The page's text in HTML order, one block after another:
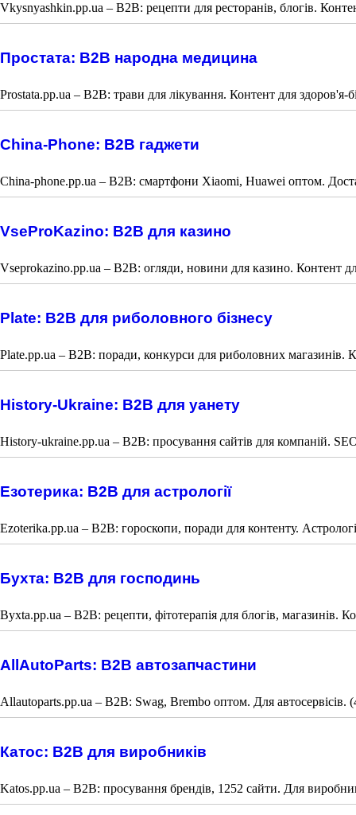
Vkysnyashkin.pp.ua – B2B: рецепти для ресторанів, блогів.
Простата: B2B народна медицина
Prostata.pp.ua – B2B: трави для лікування. Контент для здоров'я-
China-Phone: B2B гаджети
China-phone.pp.ua – B2B: смартфони Xiaomi, Huawei оптом.
VseProKazino: B2B для казино
Vseprokazino.pp.ua – B2B: огляди, новини для казино. Контент
Plate: B2B для риболовного бізнесу
Plate.pp.ua – B2B: поради, конкурси для риболовних магазинів.
History-Ukraine: B2B для уанету
History-ukraine.pp.ua – B2B: просування сайтів для компаній.
Езотерика: B2B для астрології
Ezoterika.pp.ua – B2B: гороскопи, поради для контенту.
Бухта: B2B для господинь
Byxta.pp.ua – B2B: рецепти, фітотерапія для блогів, магазинів.
AllAutoParts: B2B автозапчастини
Allautoparts.pp.ua – B2B: Swag, Brembo оптом. Для автосервісів.
Катос: B2B для виробників
Katos.pp.ua – B2B: просування брендів, 1252 сайти. Для